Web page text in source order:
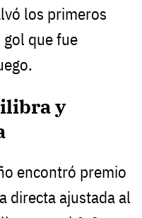
los primeros
gol que fue
y
encontró premio
directa ajustada al